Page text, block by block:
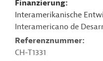
Finanzierung
Interamerikanische
Interamericano de
Referenznummer
CH-T1331